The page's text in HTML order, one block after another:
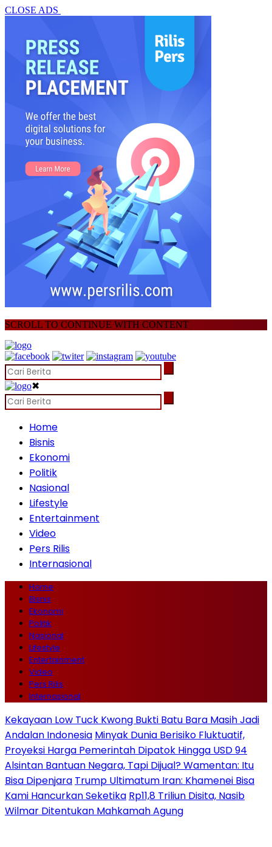
CLOSE ADS
SCROLL TO CONTINUE WITH CONTENT
✖
Home
Bisnis
Ekonomi
Politik
Nasional
Lifestyle
Entertainment
Video
Pers Rilis
Internasional
Home
Bisnis
Ekonomi
Politik
Nasional
Lifestyle
Entertainment
Video
Pers Rilis
Internasional
Kekayaan Low Tuck Kwong Bukti Batu Bara Masih Jadi
Andalan Indonesia Minyak Dunia Berisiko Fluktuatif,
Proyeksi Harga Pemerintah Dipatok Hingga USD 94
Alsintan Bantuan Negara, Tapi Dijual? Wamentan: Itu
Bisa Dipenjara Trump Ultimatum Iran: Khamenei Bisa
Kami Hancurkan Seketika Rp11,8 Triliun Disita, Nasib
Wilmar Ditentukan Mahkamah Agung